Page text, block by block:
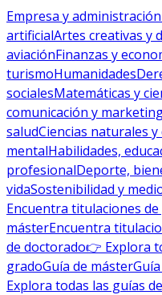
Empresa y administración
artificialArtes creativas y
aviaciónFinanzas y
turismoHumanidades
socialesMatemáticas y
comunicación y
saludCiencias naturales y
mentalHabilidades,
profesionalDeporte,
vidaSostenibilidad y
Encuentra titulaciones
másterEncuentra
de doctorado👉 Explora
gradoGuía de máster
Explora todas las guías